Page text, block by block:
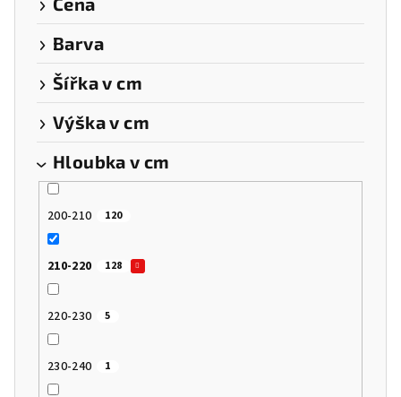
Barva
Šířka v cm
Výška v cm
Hloubka v cm
200-210 120
210-220 128
220-230 5
230-240 1